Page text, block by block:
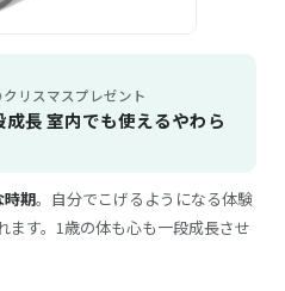
リスマスプレゼント
長 室内でも使えるやわら
時期。自分でこげるようになる体験
ます。1歳の体も心も一段成長させ